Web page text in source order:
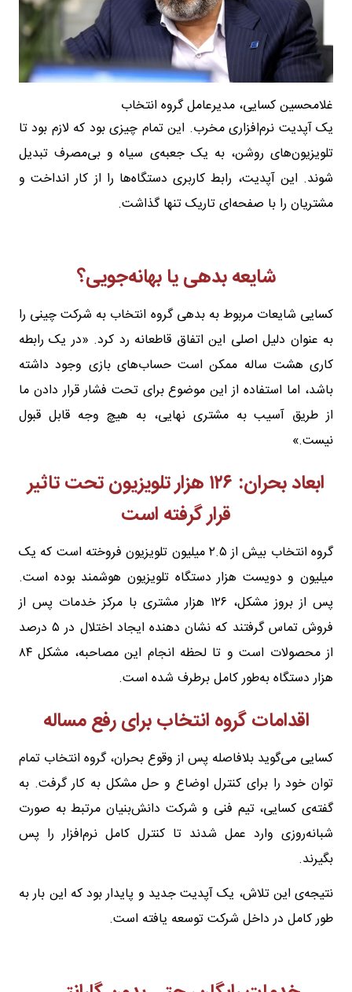
غلامحسین کسایی، مدیرعامل گروه انتخاب
یک آپدیت نرم‌افزاری مخرب. این تمام چیزی بود که لازم بود تا
تلویزیون‌های روشن، به یک جعبه‌ی سیاه و بی‌مصرف تبدیل
شوند. این آپدیت، رابط کاربری دستگاه‌ها را از کار انداخت و
مشتریان را با صفحه‌ای تاریک تنها گذاشت.
شایعه بدهی یا بهانه‌جویی؟
کسایی شایعات مربوط به بدهی گروه انتخاب به شرکت چینی را
به عنوان دلیل اصلی این اتفاق قاطعانه رد کرد. «در یک رابطه
کاری هشت ساله ممکن است حساب‌های بازی وجود داشته
باشد، اما استفاده از این موضوع برای تحت فشار قرار دادن ما
از طریق آسیب به مشتری نهایی، به هیچ وجه قابل قبول
نیست.»
ابعاد بحران: ۱۲۶ هزار تلویزیون تحت تاثیر
قرار گرفته‌ است
گروه انتخاب بیش از ۲.۵ میلیون تلویزیون فروخته است که یک
میلیون و دویست هزار دستگاه تلویزیون هوشمند بوده است.
پس از بروز مشکل، ۱۲۶ هزار مشتری با مرکز خدمات پس از
فروش تماس گرفتند که نشان دهنده ایجاد اختلال در ۵ درصد
از محصولات است و تا لحظه انجام این مصاحبه، مشکل ۸۴
هزار دستگاه به‌طور کامل برطرف شده است.
اقدامات گروه انتخاب برای رفع مساله
کسایی می‌گوید بلافاصله پس از وقوع بحران، گروه انتخاب تمام
توان خود را برای کنترل اوضاع و حل مشکل به کار گرفت. به
گفته‌ی کسایی، تیم فنی و شرکت دانش‌بنیان مرتبط به صورت
شبانه‌روزی وارد عمل شدند تا کنترل کامل نرم‌افزار را پس
بگیرند.
نتیجه‌ی این تلاش، یک آپدیت جدید و پایدار بود که این بار به
طور کامل در داخل شرکت توسعه یافته است.